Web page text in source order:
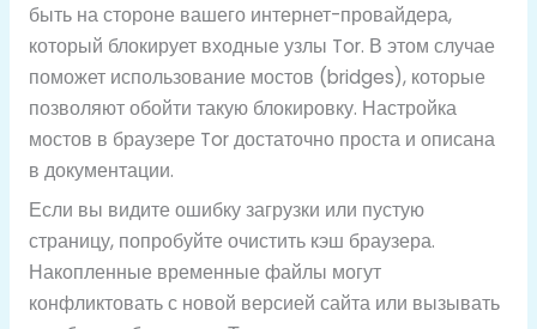
быть на стороне вашего интернет-провайдера,
который блокирует входные узлы Tor. В этом случае
поможет использование мостов (bridges), которые
позволяют обойти такую блокировку. Настройка
мостов в браузере Tor достаточно проста и описана
в документации.
Если вы видите ошибку загрузки или пустую
страницу, попробуйте очистить кэш браузера.
Накопленные временные файлы могут
конфликтовать с новой версией сайта или вызывать